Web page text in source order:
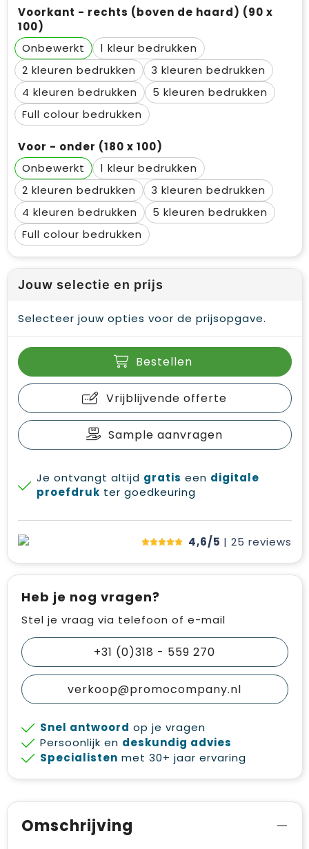
Voorkant - rechts (boven de haard) (90 x
100)
Onbewerkt
1
2
3
4
5
Full colour
Voor - onder (180 x 100)
Onbewerkt
1
2
3
4
5
Full colour
Jouw selectie en prijs
Selecteer jouw opties voor de prijsopgave.
Bestellen
Vrijblijvende offerte
Sample aanvragen
Je ontvangt altijd gratis een digitale
proefdruk ter goedkeuring
4,6/5 | 25 reviews
Heb je nog vragen?
Stel je vraag via telefoon of e-mail
+31 (0)318 - 559 270
verkoop@promocompany.nl
Snel antwoord op je vragen
Persoonlijk en deskundig advies
Specialisten met 30+ jaar ervaring
Omschrijving